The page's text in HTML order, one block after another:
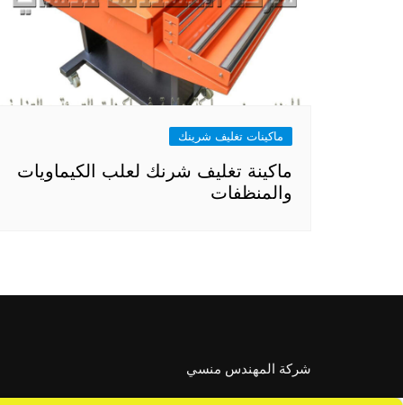
ماكينات تغليف شرينك
ماكينة تغليف شرنك لعلب الكيماويات
والمنظفات
شركة المهندس منسي